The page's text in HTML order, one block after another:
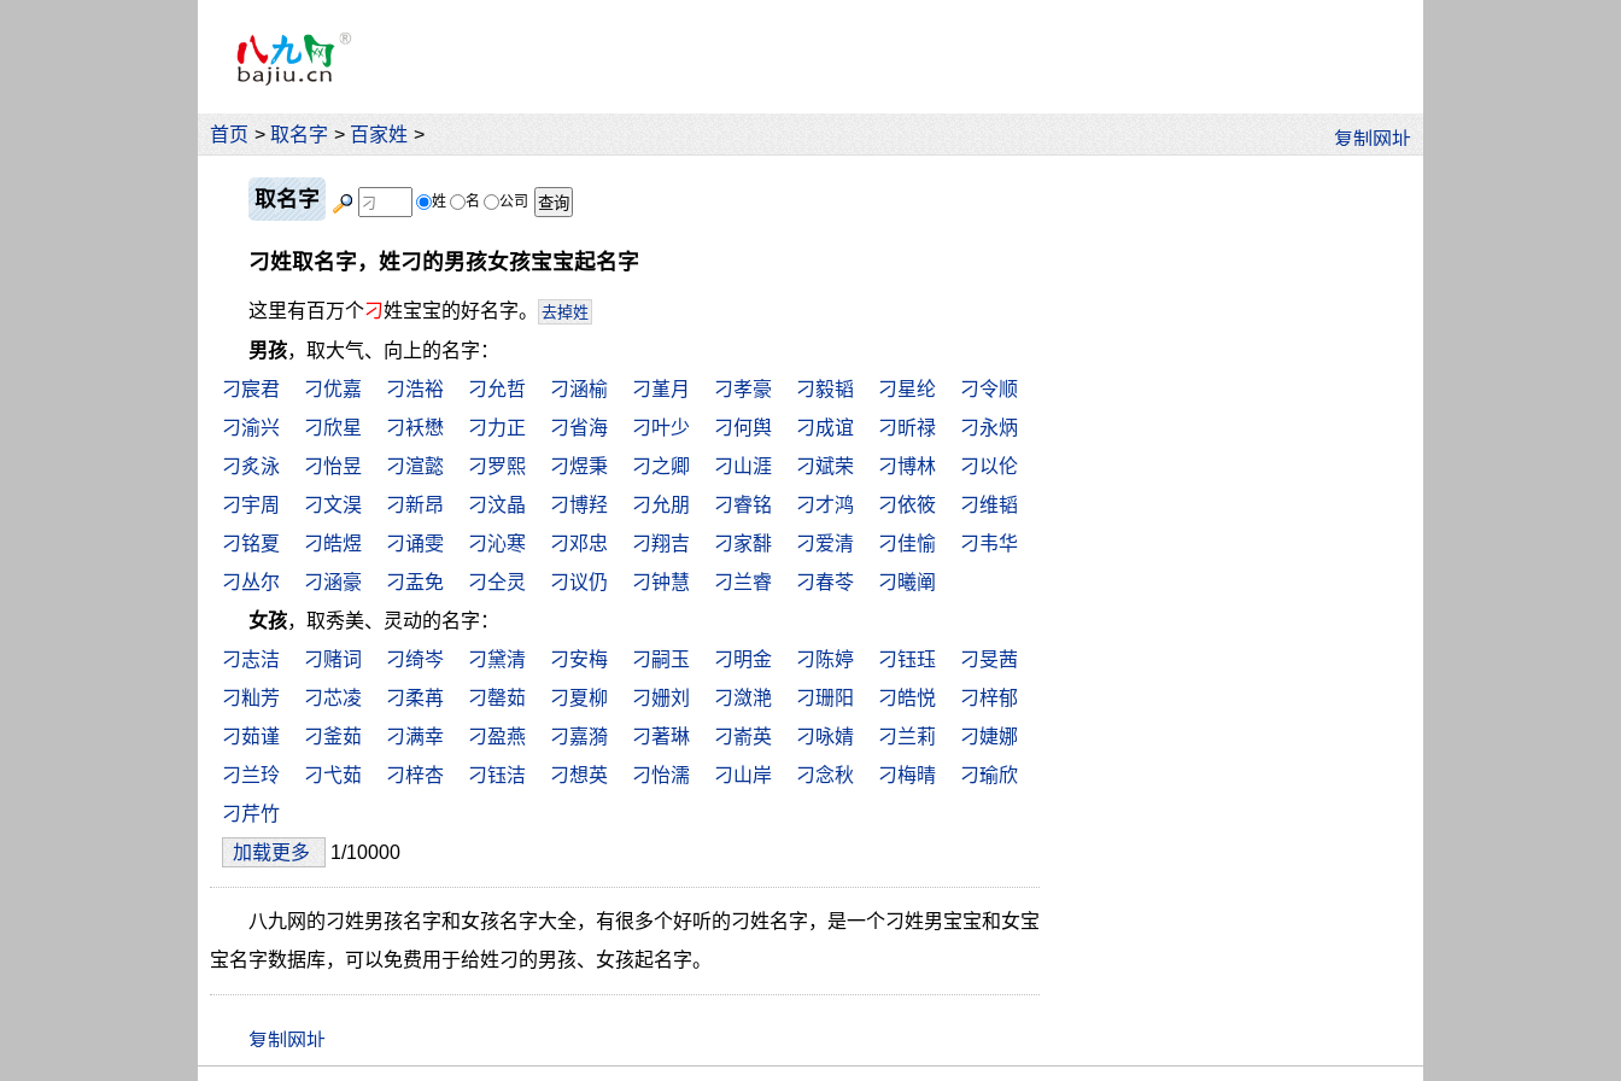
首页 > 取名字 > 百家姓 >
取名字 姓 名 公司
刁姓取名字，姓刁的男孩女孩宝宝起名字
这里有百万个刁姓宝宝的好名字。 去掉姓
男孩，取大气、向上的名字：
刁宸君
刁优嘉 刁浩裕 刁允哲 刁涵榆 刁堇月 刁孝豪 刁毅韬 刁星纶
刁令顺
刁渝兴
刁欣星 刁袄懋 刁力正 刁省海 刁叶少 刁何舆 刁成谊 刁昕禄
刁永炳
刁炙泳
刁怡昱 刁渲懿 刁罗熙 刁煜秉 刁之卿 刁山涯 刁斌荣 刁博林
刁以伦
刁宇周
刁文淏 刁新昂 刁汶晶 刁博羟 刁允朋 刁睿铭 刁才鸿 刁依筱
刁维韬
刁铭夏
刁皓煜 刁诵雯 刁沁寒 刁邓忠 刁翔吉 刁家馡 刁爱清 刁佳愉
刁韦华
刁丛尔
刁涵豪 刁盂免 刁仝灵 刁议仍 刁钟慧 刁兰睿 刁春苓
刁曦阐
女孩，取秀美、灵动的名字：
刁志洁
刁赌词 刁绮岑 刁黛清 刁安梅 刁嗣玉 刁明金 刁陈婷 刁钰珏
刁旻茜
刁籼芳
刁芯凌 刁柔苒 刁罄茹 刁夏柳 刁姗刘 刁潋滟 刁珊阳 刁皓悦
刁梓郁
刁茹谨
刁釜茹 刁满幸 刁盈燕 刁嘉漪 刁著琳 刁嵛英 刁咏婧 刁兰莉
刁婕娜
刁兰玲
刁弋茹 刁梓杏 刁钰洁 刁想英 刁怡濡 刁山岸 刁念秋 刁梅晴
刁瑜欣
刁芹竹
加载更多
1/10000
八九网的刁姓男孩名字和女孩名字大全，有很多个好听的刁姓名字，是一个刁姓男宝宝和女宝
宝名字数据库，可以免费用于给姓刁的男孩、女孩起名字。